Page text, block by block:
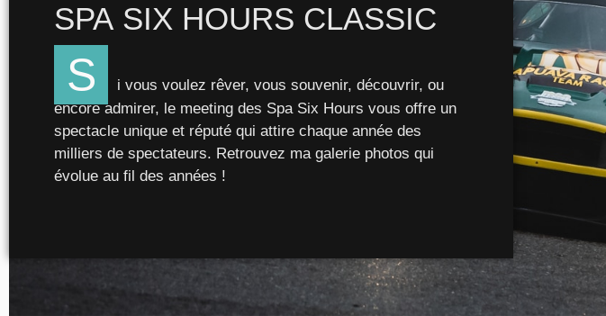
SPA SIX HOURS CLASSIC
S
i vous voulez rêver, vous souvenir, découvrir, ou
encore admirer, le meeting des Spa Six Hours vous offre un
spectacle unique et réputé qui attire chaque année des
milliers de spectateurs. Retrouvez ma galerie photos qui
évolue au fil des années !